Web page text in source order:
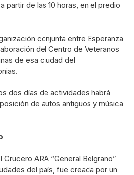
partir de las 10 horas, en el predio
conjunta entre Esperanza
del Centro de Veteranos
de esa ciudad del
dos días de actividades habrá
de autos antiguos y música
ARA “General Belgrano”
del país, fue creada por un